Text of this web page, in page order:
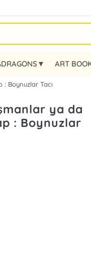
ART
Boynuzlar Tacı
ya da
: Boynuzlar